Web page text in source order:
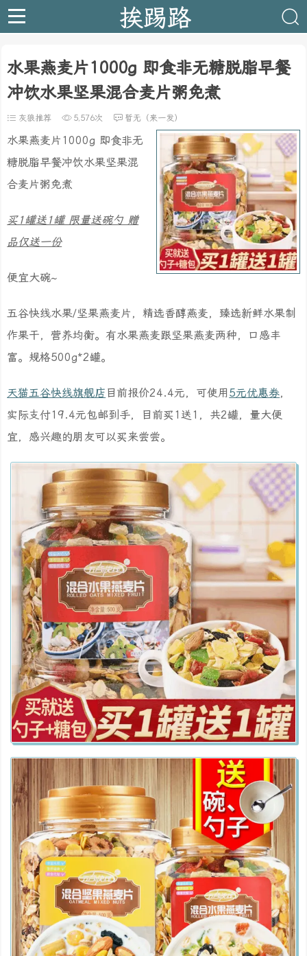
挨踢路
水果燕麦片1000g 即食非无糖脱脂早餐
冲饮水果坚果混合麦片粥免煮
灰狼推荐 5,576次 暂无（来一发）
水果燕麦片1000g 即食非无
糖脱脂早餐冲饮水果坚果混
合麦片粥免煮
买1罐送1罐 限量送碗勺 赠
品仅送一份
便宜大碗~
五谷快线水果/坚果燕麦片，精选香醇燕麦，臻选新鲜水果制
作果干，营养均衡。有水果燕麦跟坚果燕麦两种，口感丰
富。规格500g*2罐。
天猫五谷快线旗舰店 目前报价24.4元，可使用 5元优惠券，
实际支付19.4元包邮到手，目前买1送1，共2罐，量大便
宜，感兴趣的朋友可以买来尝尝。